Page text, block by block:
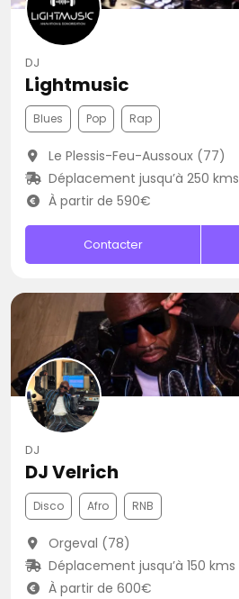
DJ
Lightmusic
Blues Pop Rap
Le Plessis-Feu-Aussoux (77)
Déplacement jusqu’à 250 kms
À partir de 590€
Contacter
DJ
DJ Velrich
Disco Afro RNB
Orgeval (78)
Déplacement jusqu’à 150 kms
À partir de 600€